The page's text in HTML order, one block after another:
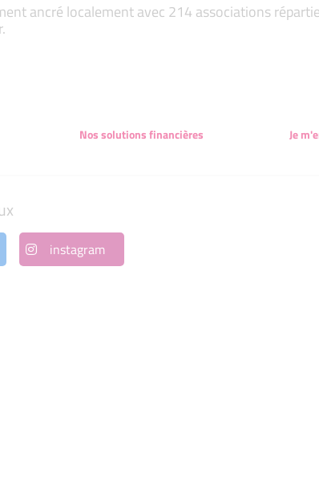
ancré localement avec 214 associations
Nos solutions financières Je
instagram